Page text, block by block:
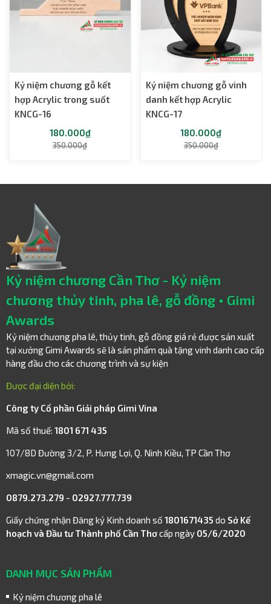
Kỷ niệm chương gỗ kết
hợp Acrylic trong suốt
KNCG-16
180.000₫
350.000₫
Kỷ niệm chương gỗ vinh
danh kết hợp Acrylic
KNCG-17
180.000₫
350.000₫
Kỷ niệm chương Cần Thơ - Kỷ niệm
chương thủy tinh, pha lê, gỗ đồng • Gimi
Awards
Kỷ niệm chương pha lê, thủy tinh, gỗ đồng giá rẻ được sản xuất
tại xưởng Gimi Awards sẽ là sản phẩm quà tặng vinh danh cao cấp
hàng đầu cho các chương trình và sự kiện
Được đại diện bởi:
Công ty Cổ phần Giải pháp Gimi Vina
Mã số thuế: 1801 671 435
107/8D Đường 3/2, P. Hưng Lợi, Q. Ninh Kiều, TP Cần Thơ
xmagic.vn@gmail.com
0879.273.279 - 02927.777.739
Giấy chứng nhận Đăng ký Kinh doanh số 1801671435 do Sở Kế
hoạch và Đầu tư Thành phố Cần Thơcấp ngày 05/6/2020
DANH MỤC SẢN PHẨM
Kỷ niệm chương pha lê